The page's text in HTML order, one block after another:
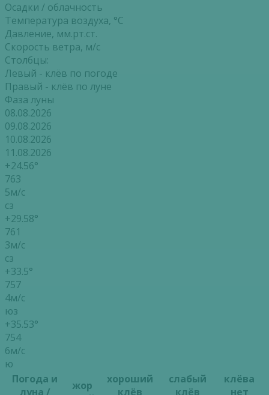
Осадки / облачность
Температура воздуха, °С
Давление, мм.рт.ст.
Скорость ветра, м/с
Столбцы:
Левый - клёв по погоде
Правый - клёв по луне
Фаза луны
08.08.2026
09.08.2026
10.08.2026
11.08.2026
+24.56°
763
5м/с
сз
+29.58°
761
3м/с
сз
+33.5°
757
4м/с
юз
+35.53°
754
6м/с
ю
Погода и
луна /
жор
хороший
клёв
слабый
клёв
клёва
нет